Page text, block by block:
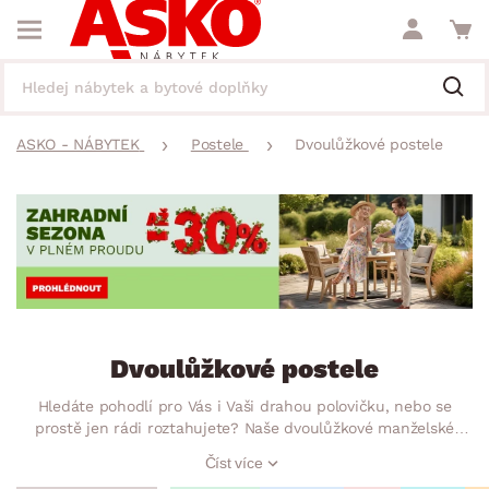
ASKO - NÁBYTEK Postele Dvoulůžkové postele
Dvoulůžkové postele
Hledáte pohodlí pro Vás i Vaši drahou polovičku, nebo se
prostě jen rádi roztahujete? Naše dvoulůžkové manželské
postel 180×200 pro maximální komfort, nebo raději úspornější
Číst více